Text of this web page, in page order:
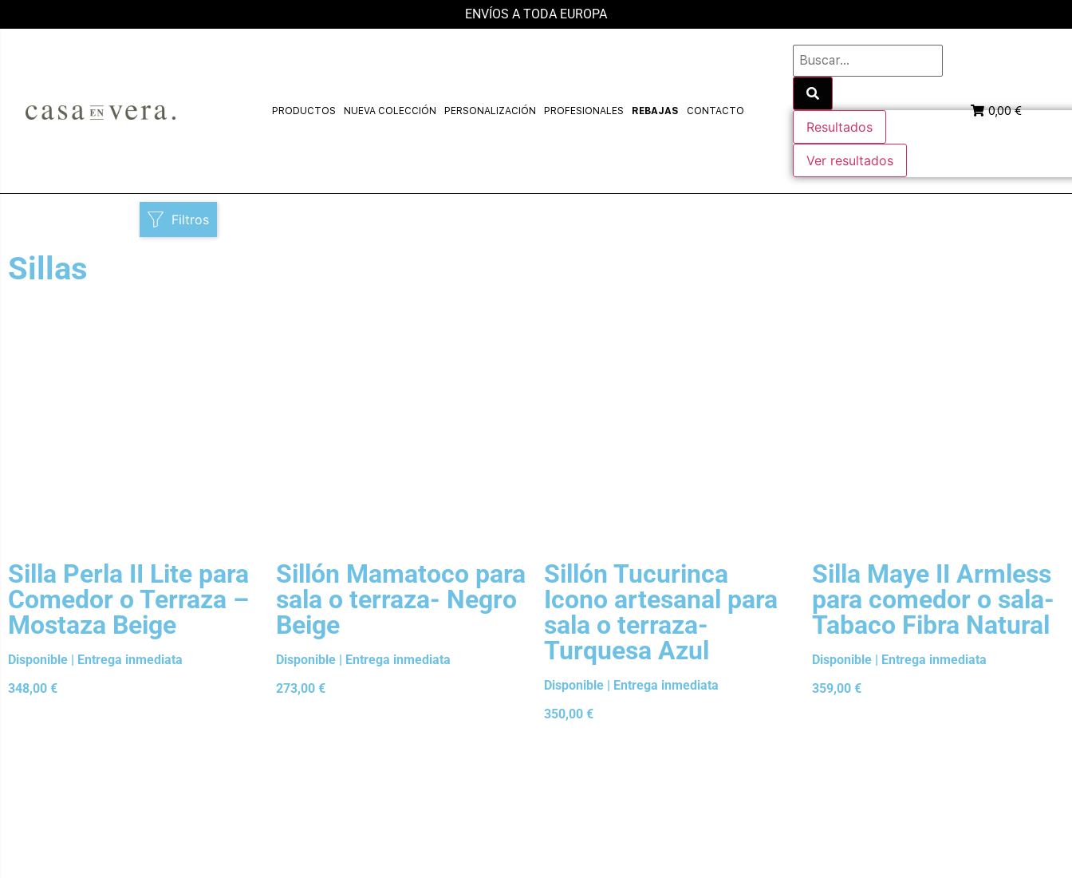
ENVÍOS A TODA EUROPA
PRODUCTOS NUEVA COLECCIÓN PERSONALIZACIÓN PROFESIONALES REBAJAS CONTACTO
Resultados
Ver resultados
0,00 €
Filtros
Sillas
Silla Perla II Lite para
Comedor o Terraza –
Mostaza Beige
Disponible | Entrega inmediata
348,00 €
Sillón Mamatoco para
sala o terraza- Negro
Beige
Disponible | Entrega inmediata
273,00 €
Sillón Tucurinca
Icono artesanal para
sala o terraza-
Turquesa Azul
Disponible | Entrega inmediata
350,00 €
Silla Maye II Armless
para comedor o sala-
Tabaco Fibra Natural
Disponible | Entrega inmediata
359,00 €